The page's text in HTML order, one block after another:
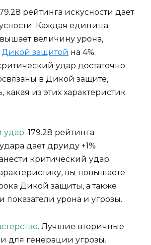
рейтинга искусности дает
Каждая единица
величину урона,
Дикой защитой на 4%.
удар достаточно
в Дикой защите,
какая из этих характеристик
удар. 179.28 рейтинга
дает друиду +1%
критический удар.
вы повышаете
Дикой защиты, а также
показатели урона и угрозы.
. Лучшие вторичные
для генерации угрозы.